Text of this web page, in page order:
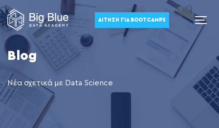
ΑΊΤΗΣΗ ΓΙΑ BOOTCAMPS
Blog
Νέα σχετικά με Data Science